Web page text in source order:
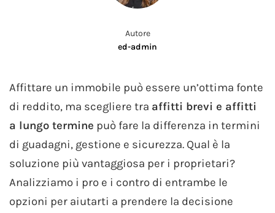
Autore
ed-admin
Affittare un immobile può essere un’ottima fonte
di reddito, ma scegliere tra affitti brevi e affitti
a lungo termine può fare la differenza in termini
di guadagni, gestione e sicurezza. Qual è la
soluzione più vantaggiosa per i proprietari?
Analizziamo i pro e i contro di entrambe le
opzioni per aiutarti a prendere la decisione